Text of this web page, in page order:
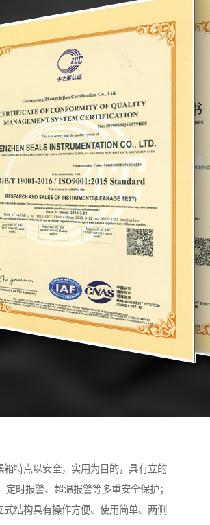
箱特点以安全，实用为目的，具有立的
定时报警、超温报警等多重安全保护；
式结构具有操作方便、使用简单、两侧